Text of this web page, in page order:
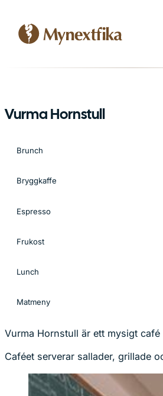
Vurma Hornstull
Brunch
Bryggkaffe
Espresso
Frukost
Lunch
Matmeny
Vurma Hornstull är ett mysigt
Caféet serverar sallader, grillade